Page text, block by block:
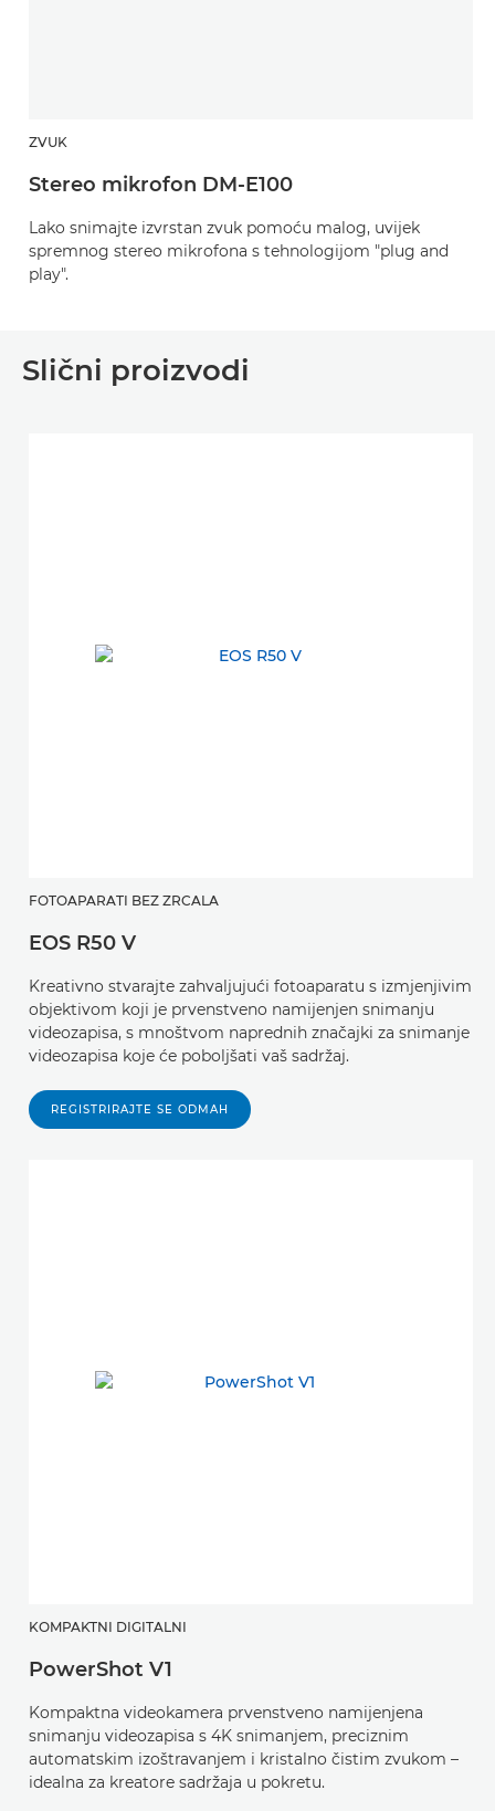
ZVUK
Stereo mikrofon DM-E100
Lako snimajte izvrstan zvuk pomoću malog, uvijek
spremnog stereo mikrofona s tehnologijom "plug and
play".
Slični proizvodi
FOTOAPARATI BEZ ZRCALA
EOS R50 V
Kreativno stvarajte zahvaljujući fotoaparatu s izmjenjivim
objektivom koji je prvenstveno namijenjen snimanju
videozapisa, s mnoštvom naprednih značajki za snimanje
videozapisa koje će poboljšati vaš sadržaj.
REGISTRIRAJTE SE ODMAH
KOMPAKTNI DIGITALNI
PowerShot V1
Kompaktna videokamera prvenstveno namijenjena
snimanju videozapisa s 4K snimanjem, preciznim
automatskim izoštravanjem i kristalno čistim zvukom –
idealna za kreatore sadržaja u pokretu.